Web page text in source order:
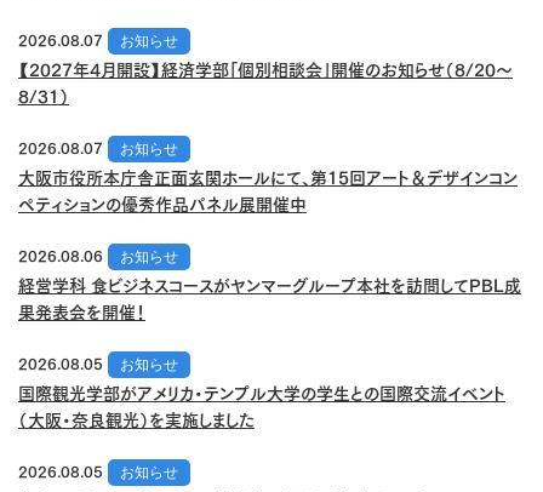
2026.08.07
お知らせ
【2027年4月開設】経済学部「個別相談会」開催のお知らせ（8/20～
8/31）
2026.08.07
お知らせ
大阪市役所本庁舎正面玄関ホールにて、第15回アート＆デザインコン
ペティションの優秀作品パネル展開催中
2026.08.06
お知らせ
経営学科 食ビジネスコースがヤンマーグループ本社を訪問してPBL成
果発表会を開催！
2026.08.05
お知らせ
国際観光学部がアメリカ・テンプル大学の学生との国際交流イベント
（大阪・奈良観光）を実施しました
2026.08.05
お知らせ